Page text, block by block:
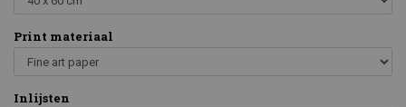
Print materiaal
Inlijsten